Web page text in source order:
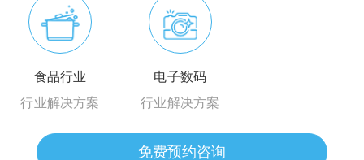
食品行业
行业解决方案
电子数码
行业解决方案
免费预约咨询